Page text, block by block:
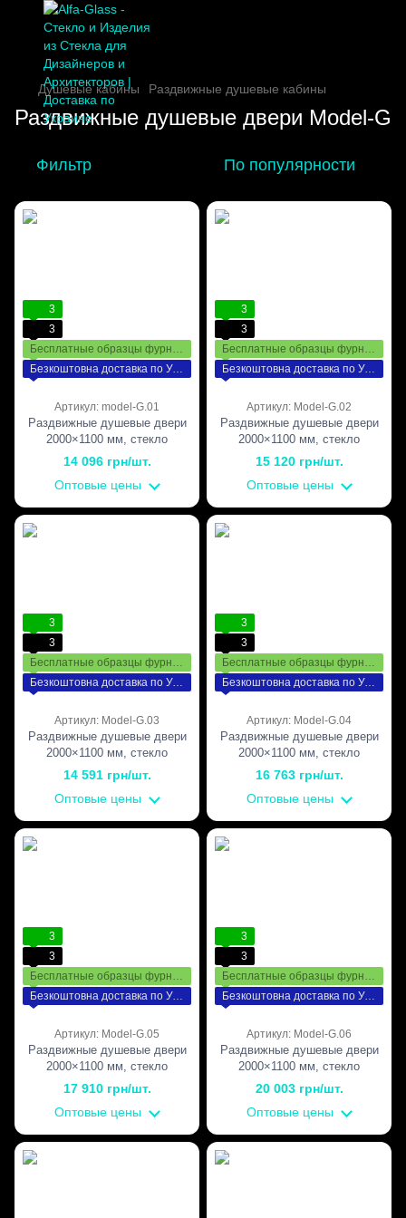
Душевые кабины Раздвижные душевые кабины
Раздвижные душевые двери Model-G
Фильтр По популярности
3
3
Бесплатные образцы фурнитуры
Безкоштовна доставка по Україні
Артикул: model-G.01
Раздвижные душевые двери
2000×1100 мм, стекло
Прозрачное, без матирования,
фурнитура PSS —
полированная нержавеющая
сталь
14 096 грн/шт.
Оптовые цены
3
3
Бесплатные образцы фурнитуры
Безкоштовна доставка по Україні
Артикул: Model-G.02
Раздвижные душевые двери
2000×1100 мм, стекло
Прозрачное, без матирования,
фурнитура SSS — матовая
нержавеющая сталь
15 120 грн/шт.
Оптовые цены
3
3
Бесплатные образцы фурнитуры
Безкоштовна доставка по Україні
Артикул: Model-G.03
Раздвижные душевые двери
2000×1100 мм, стекло
Прозрачное, без матирования,
фурнитура Black — чёрная
матовая
14 591 грн/шт.
Оптовые цены
3
3
Бесплатные образцы фурнитуры
Безкоштовна доставка по Україні
Артикул: Model-G.04
Раздвижные душевые двери
2000×1100 мм, стекло
Прозрачное, без матирования,
фурнитура White — белая
матовая
16 763 грн/шт.
Оптовые цены
3
3
Бесплатные образцы фурнитуры
Безкоштовна доставка по Україні
Артикул: Model-G.05
Раздвижные душевые двери
2000×1100 мм, стекло
Прозрачное, без матирования,
фурнитура Gold —
полированное золото
17 910 грн/шт.
Оптовые цены
3
3
Бесплатные образцы фурнитуры
Безкоштовна доставка по Україні
Артикул: Model-G.06
Раздвижные душевые двери
2000×1100 мм, стекло
Прозрачное, без матирования,
фурнитура Bronze — бронза
20 003 грн/шт.
Оптовые цены